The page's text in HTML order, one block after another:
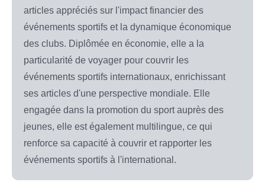
articles appréciés sur l'impact financier des
événements sportifs et la dynamique économique
des clubs. Diplômée en économie, elle a la
particularité de voyager pour couvrir les
événements sportifs internationaux, enrichissant
ses articles d'une perspective mondiale. Elle
engagée dans la promotion du sport auprès des
jeunes, elle est également multilingue, ce qui
renforce sa capacité à couvrir et rapporter les
événements sportifs à l'international.